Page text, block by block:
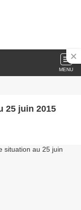
MENU
25 juin 2015